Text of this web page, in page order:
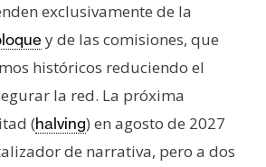
exclusivamente de la
y de las comisiones, que
históricos reduciendo el
la red. La próxima
(halving) en agosto de 2027
de narrativa, pero a dos